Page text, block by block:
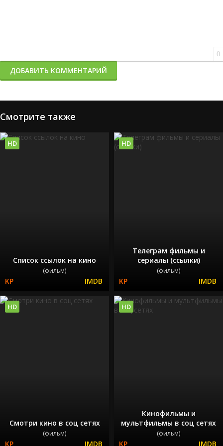
0
ДОБАВИТЬ КОММЕНТАРИЙ
Смотрите также
Список ссылок на кино
(фильм)
HD
Телеграм фильмы и
сериалы (ссылки)
(фильм)
HD
Смотри кино в соц сетях
(фильм)
HD
Кинофильмы и
мультфильмы в соц сетях
(фильм)
HD